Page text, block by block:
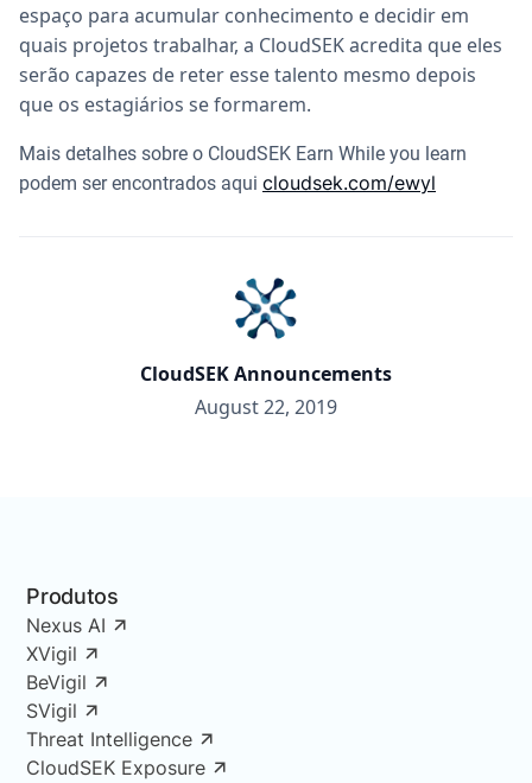
espaço para acumular conhecimento e decidir em
quais projetos trabalhar, a CloudSEK acredita que eles
serão capazes de reter esse talento mesmo depois
que os estagiários se formarem.
Mais detalhes sobre o CloudSEK Earn While you learn
podem ser encontrados aqui cloudsek.com/ewyl
CloudSEK Announcements
August 22, 2019
Produtos
Nexus AI
XVigil
BeVigil
SVigil
Threat Intelligence
CloudSEK Exposure